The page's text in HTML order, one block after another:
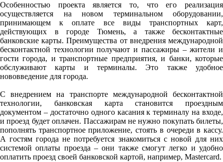
Особенностью проекта является то, что его реализация
осуществляется на новом терминальном оборудовании,
принимающем к оплате все виды транспортных карт,
действующих в городе Тюмень, а также бесконтактные
банковские карты. Преимущества от внедрения международной
бесконтактной технологии получают и пассажиры – жители и
гости города, и транспортные предприятия, и банки, которые
обслуживают карты и терминалы. Это также удобное
нововведение для города.
С внедрением на транспорте международной бесконтактной
технологии, банковская карта становится проездным
документом – достаточно одного касания к терминалу на входе,
и проезд будет оплачен. Пассажирам не нужно покупать билеты,
пополнять транспортное приложение, стоять в очереди в кассу.
А гостям города не потребуется знакомиться с новой для них
системой оплаты проезда – они также смогут легко и удобно
оплатить проезд своей банковской картой, например, Mastercard.